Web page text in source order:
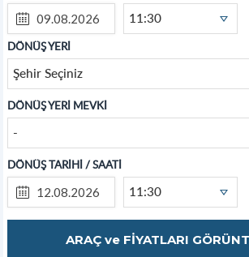
11:30
DÖNÜŞ YERİ
Şehir Seçiniz
DÖNÜŞ YERİ MEVKİ
-
DÖNÜŞ TARİHİ / SAATİ
11:30